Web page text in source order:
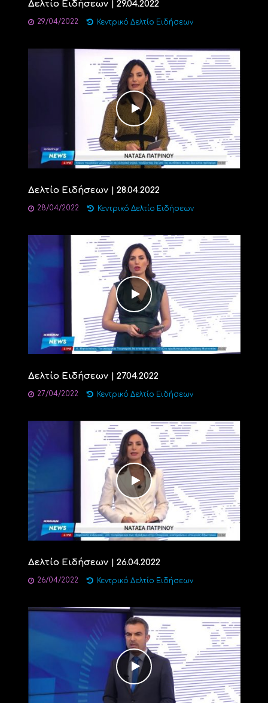
Δελτίο Ειδήσεων | 29.04.2022
29/04/2022 Κεντρικό Δελτίο Ειδήσεων
Δελτίο Ειδήσεων | 28.04.2022
28/04/2022 Κεντρικό Δελτίο Ειδήσεων
Δελτίο Ειδήσεων | 27.04.2022
27/04/2022 Κεντρικό Δελτίο Ειδήσεων
Δελτίο Ειδήσεων | 26.04.2022
26/04/2022 Κεντρικό Δελτίο Ειδήσεων